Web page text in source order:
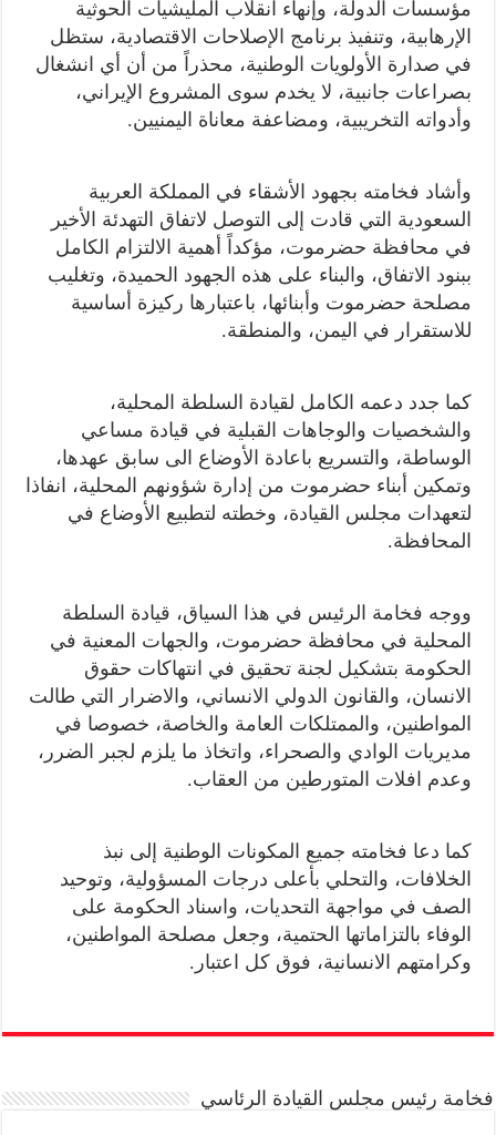
مؤسسات الدولة، وإنهاء انقلاب المليشيات الحوثية
الإرهابية، وتنفيذ برنامج الإصلاحات الاقتصادية، ستظل
في صدارة الأولويات الوطنية، محذراً من أن أي انشغال
بصراعات جانبية، لا يخدم سوى المشروع الإيراني،
وأدواته التخريبية، ومضاعفة معاناة اليمنيين.
وأشاد فخامته بجهود الأشقاء في المملكة العربية
السعودية التي قادت إلى التوصل لاتفاق التهدئة الأخير
في محافظة حضرموت، مؤكداً أهمية الالتزام الكامل
ببنود الاتفاق، والبناء على هذه الجهود الحميدة، وتغليب
مصلحة حضرموت وأبنائها، باعتبارها ركيزة أساسية
للاستقرار في اليمن، والمنطقة.
كما جدد دعمه الكامل لقيادة السلطة المحلية،
والشخصيات والوجاهات القبلية في قيادة مساعي
الوساطة، والتسريع باعادة الأوضاع الى سابق عهدها،
وتمكين أبناء حضرموت من إدارة شؤونهم المحلية، انفاذا
لتعهدات مجلس القيادة، وخطته لتطبيع الأوضاع في
المحافظة.
ووجه فخامة الرئيس في هذا السياق، قيادة السلطة
المحلية في محافظة حضرموت، والجهات المعنية في
الحكومة بتشكيل لجنة تحقيق في انتهاكات حقوق
الانسان، والقانون الدولي الانساني، والاضرار التي طالت
المواطنين، والممتلكات العامة والخاصة، خصوصا في
مديريات الوادي والصحراء، واتخاذ ما يلزم لجبر الضرر،
وعدم افلات المتورطين من العقاب.
كما دعا فخامته جميع المكونات الوطنية إلى نبذ
الخلافات، والتحلي بأعلى درجات المسؤولية، وتوحيد
الصف في مواجهة التحديات، واسناد الحكومة على
الوفاء بالتزاماتها الحتمية، وجعل مصلحة المواطنين،
وكرامتهم الانسانية، فوق كل اعتبار.
فخامة رئيس مجلس القيادة الرئاسي